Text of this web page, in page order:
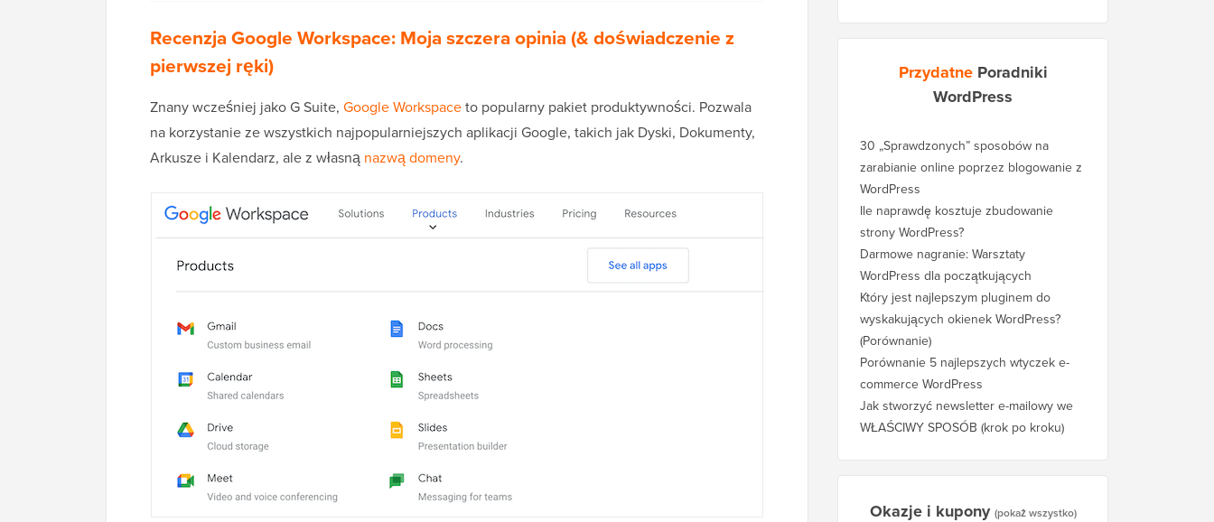
Recenzja Google Workspace: Moja szczera opinia (& doświadczenie z
pierwszej ręki)
Znany wcześniej jako G Suite, Google Workspaceto popularny pakiet produktywności. Pozwala
na korzystanie ze wszystkich najpopularniejszych aplikacji Google, takich jak Dyski, Dokumenty,
Arkusze i Kalendarz, ale z własną nazwą domeny.
Przydatne Poradniki
WordPress
30 „Sprawdzonych” sposobów na
zarabianie online poprzez blogowanie z
WordPress
Ile naprawdę kosztuje zbudowanie
strony WordPress?
Darmowe nagranie: Warsztaty
WordPress dla początkujących
Który jest najlepszym pluginem do
wyskakujących okienek WordPress?
(Porównanie)
Porównanie 5 najlepszych wtyczek e-
commerce WordPress
Jak stworzyć newsletter e-mailowy we
WŁAŚCIWY SPOSÓB (krok po kroku)
Okazje i kupony (pokaż wszystko)